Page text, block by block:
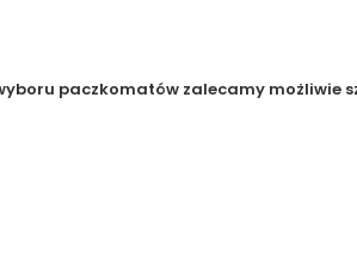
paczkomatów zalecamy możliwie